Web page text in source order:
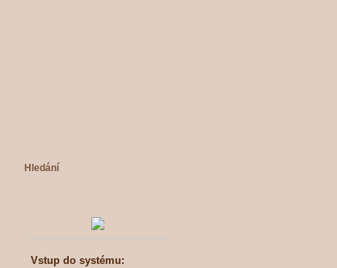
Hledání
Vstup do systému: